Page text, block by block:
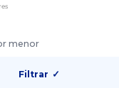
menor
Filtrar ✓